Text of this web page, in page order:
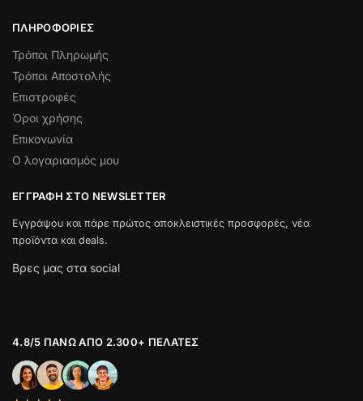
ΠΛΗΡΟΦΟΡΊΕΣ
Τρόποι Πληρωμής
Τρόποι Αποστολής
Επιστροφές
Όροι χρήσης
Επικονωνία
Ο λογαριασμός μου
ΕΓΓΡΑΦΉ ΣΤΟ NEWSLETTER
Εγγράψου και πάρε πρώτος αποκλειστικές προσφορές, νέα
προϊόντα και deals.
Βρες μας στα social
4.8/5 ΠΆΝΩ ΑΠΌ 2.300+ ΠΕΛΆΤΕΣ